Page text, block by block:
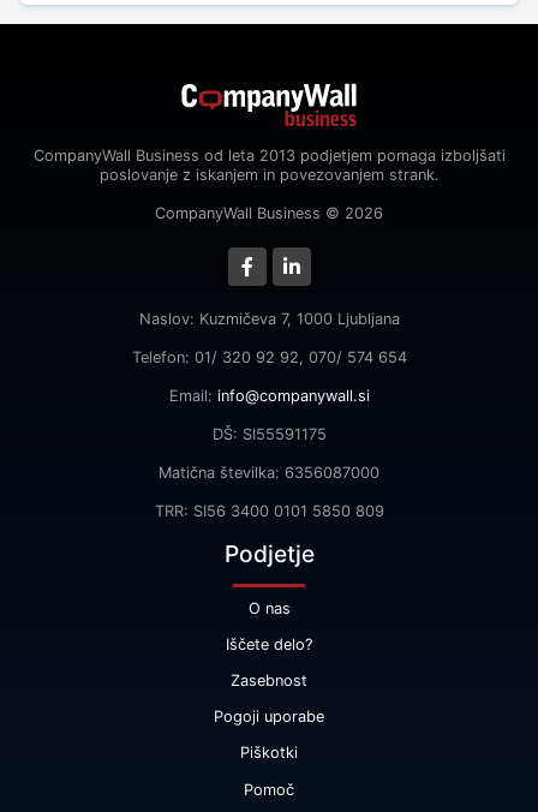
CompanyWall Business od leta 2013 podjetjem pomaga izboljšati
poslovanje z iskanjem in povezovanjem strank.
CompanyWall Business © 2026
Naslov: Kuzmičeva 7, 1000 Ljubljana
Telefon: 01/ 320 92 92, 070/ 574 654
Email: info@companywall.si
DŠ: SI55591175
Matična številka: 6356087000
TRR: SI56 3400 0101 5850 809
Podjetje
O nas
Iščete delo?
Zasebnost
Pogoji uporabe
Piškotki
Pomoč